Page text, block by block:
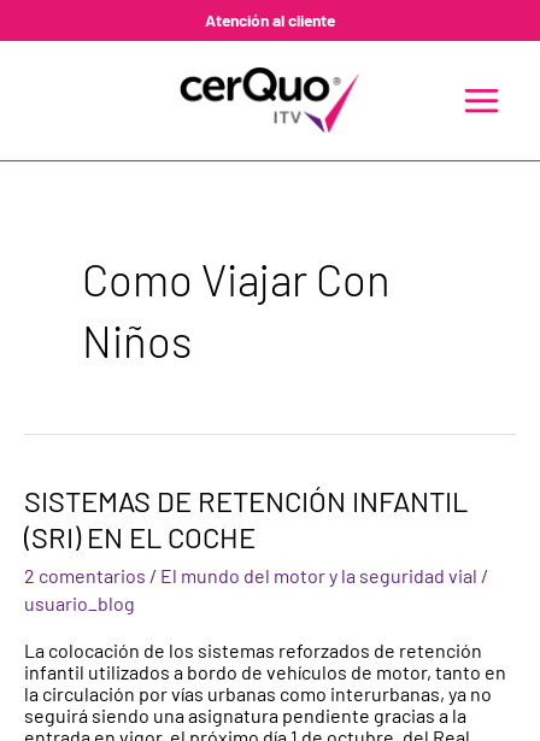
Atención al cliente
MENU
Como Viajar Con
Niños
SISTEMAS DE RETENCIÓN INFANTIL
(SRI) EN EL COCHE
2 comentarios / El mundo del motor y la seguridad vial /
usuario_blog
La colocación de los sistemas reforzados de retención
infantil utilizados a bordo de vehículos de motor, tanto en
la circulación por vías urbanas como interurbanas, ya no
seguirá siendo una asignatura pendiente gracias a la
SISTEMAS
DE
RETENCIÓN
INFANTIL
(SRI)
EN
COCHE